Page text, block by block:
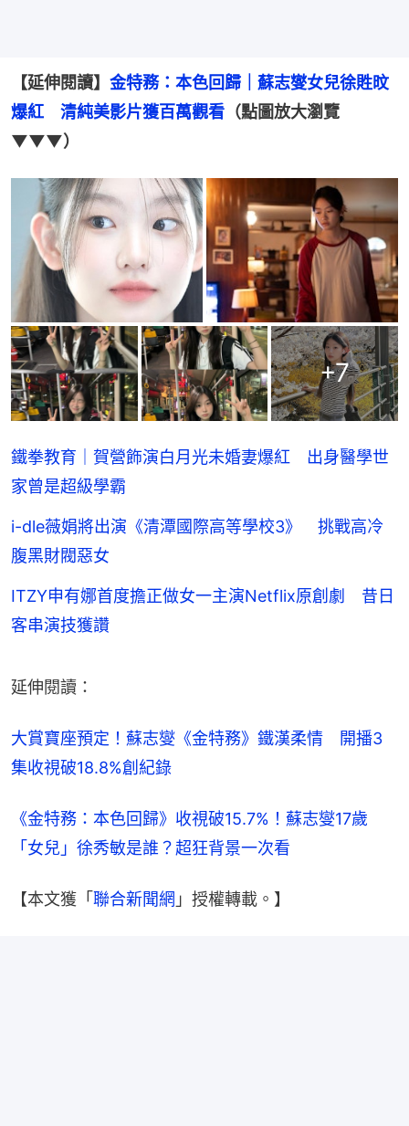
【延伸閱讀】 金特務：本色回歸｜蘇志燮女兒徐貹旼
爆紅　清純美影片獲百萬觀看 （點圖放大瀏覽
▼▼▼）
+7
鐵拳教育｜賀營飾演白月光未婚妻爆紅 出身醫學世
家曾是超級學霸
i-dle薇娟將出演《清潭國際高等學校3》 挑戰高冷
腹黑財閥惡女
ITZY申有娜首度擔正做女一主演Netflix原創劇 昔日
客串演技獲讚
延伸閱讀：
大賞寶座預定！蘇志燮《金特務》鐵漢柔情　開播3
集收視破18.8%創紀錄
《金特務：本色回歸》收視破15.7%！蘇志燮17歲
「女兒」徐秀敏是誰？超狂背景一次看
【本文獲「聯合新聞網 」授權轉載。】